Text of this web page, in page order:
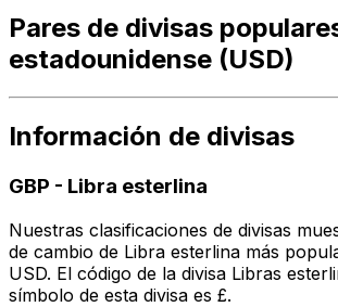
Pares de divisas
estadounidense (USD)
Información de divisas
GBP - Libra esterlina
Nuestras clasificaciones de divisas
de cambio de Libra esterlina más
USD. El código de la divisa Libras
símbolo de esta divisa es £.